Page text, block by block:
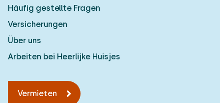
Häufig gestellte Fragen
Versicherungen
Über uns
Arbeiten bei Heerlijke Huisjes
Vermieten